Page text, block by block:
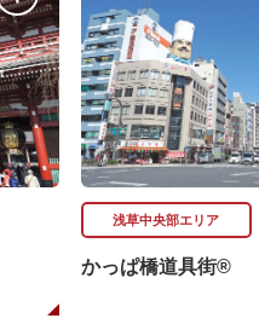
浅草中央部エリア
かっぱ橋道具街®